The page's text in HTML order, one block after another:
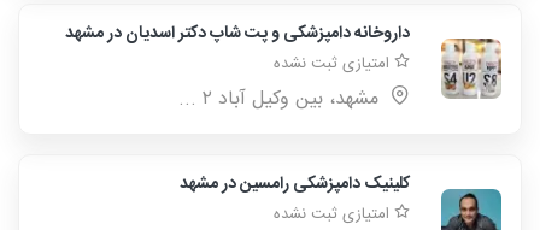
داروخانه دامپزشکی و پت شاپ دکتر اسدیان در مشهد
امتیازی ثبت نشده
مشهد، بین وکیل آباد ۲ ...
کلینیک دامپزشکی رامسین در مشهد
امتیازی ثبت نشده